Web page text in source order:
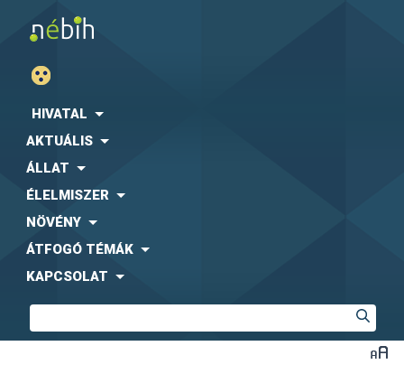
HIVATAL
AKTUÁLIS
ÁLLAT
ÉLELMISZER
NÖVÉNY
ÁTFOGÓ TÉMÁK
KAPCSOLAT